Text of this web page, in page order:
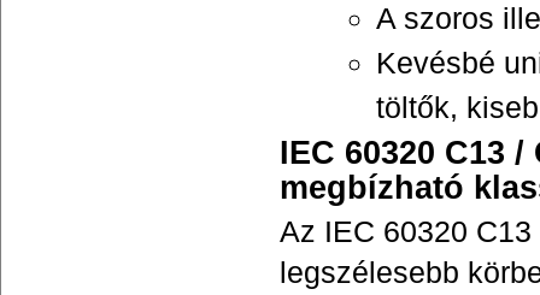
A szoros
Kevésbé
töltők,
IEC 60320 C13
megbízható
Az IEC 60320
legszélesebb